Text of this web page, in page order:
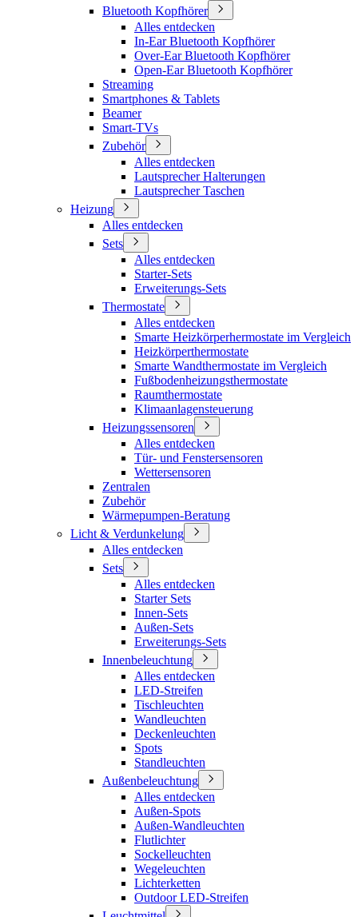
Bluetooth Kopfhörer
Alles entdecken
In-Ear Bluetooth Kopfhörer
Over-Ear Bluetooth Kopfhörer
Open-Ear Bluetooth Kopfhörer
Streaming
Smartphones & Tablets
Beamer
Smart-TVs
Zubehör
Alles entdecken
Lautsprecher Halterungen
Lautsprecher Taschen
Heizung
Alles entdecken
Sets
Alles entdecken
Starter-Sets
Erweiterungs-Sets
Thermostate
Alles entdecken
Smarte Heizkörperhermostate im Vergleich
Heizkörperthermostate
Smarte Wandthermostate im Vergleich
Fußbodenheizungsthermostate
Raumthermostate
Klimaanlagensteuerung
Heizungssensoren
Alles entdecken
Tür- und Fenstersensoren
Wettersensoren
Zentralen
Zubehör
Wärmepumpen-Beratung
Licht & Verdunkelung
Alles entdecken
Sets
Alles entdecken
Starter Sets
Innen-Sets
Außen-Sets
Erweiterungs-Sets
Innenbeleuchtung
Alles entdecken
LED-Streifen
Tischleuchten
Wandleuchten
Deckenleuchten
Spots
Standleuchten
Außenbeleuchtung
Alles entdecken
Außen-Spots
Außen-Wandleuchten
Flutlichter
Sockelleuchten
Wegeleuchten
Lichterketten
Outdoor LED-Streifen